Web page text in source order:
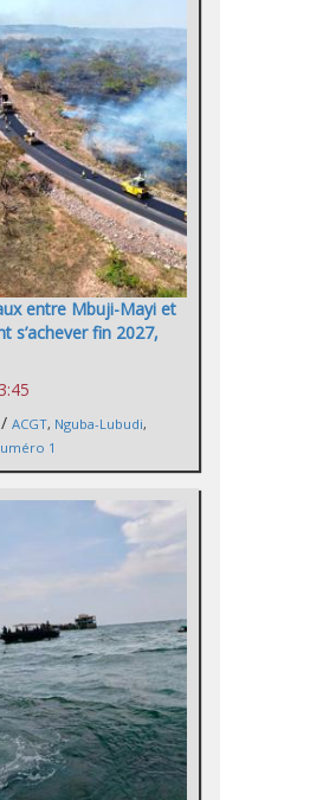
entre Mbuji-Mayi et
s’achever fin 2027,
/ ACGT, Nguba-Lubudi,
1